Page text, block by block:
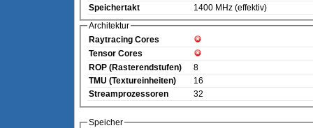
Speichertakt
1400 MHz (effektiv)
Architektur
Raytracing Cores
Tensor Cores
ROP (Rasterendstufen)
8
TMU (Textureinheiten)
16
Streamprozessoren
32
Speicher